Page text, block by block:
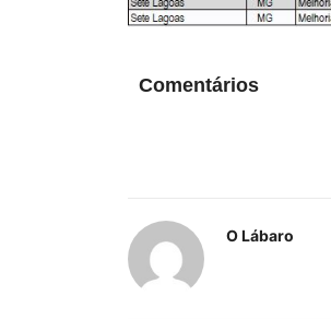
Comentários
O Lábaro